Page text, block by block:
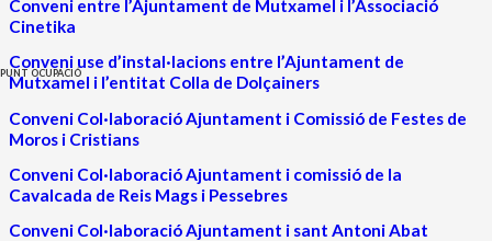
PUNT OCUPACIÓ
Conveni entre l’Ajuntament de Mutxamel i l’Associació
Cinetika
Conveni use d’instal·lacions entre l’Ajuntament de
Mutxamel i l’entitat Colla de Dolçainers
Conveni Col·laboració Ajuntament i Comissió de Festes de
Moros i Cristians
Conveni Col·laboració Ajuntament i comissió de la
Cavalcada de Reis Mags i Pessebres
Conveni Col·laboració Ajuntament i sant Antoni Abat